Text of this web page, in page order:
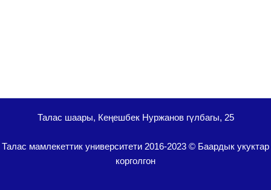
Талас шаары, Кеңешбек Нуржанов гүлбагы, 25
Талас мамлекеттик университети 2016-2023 © Баардык укуктар
корголгон